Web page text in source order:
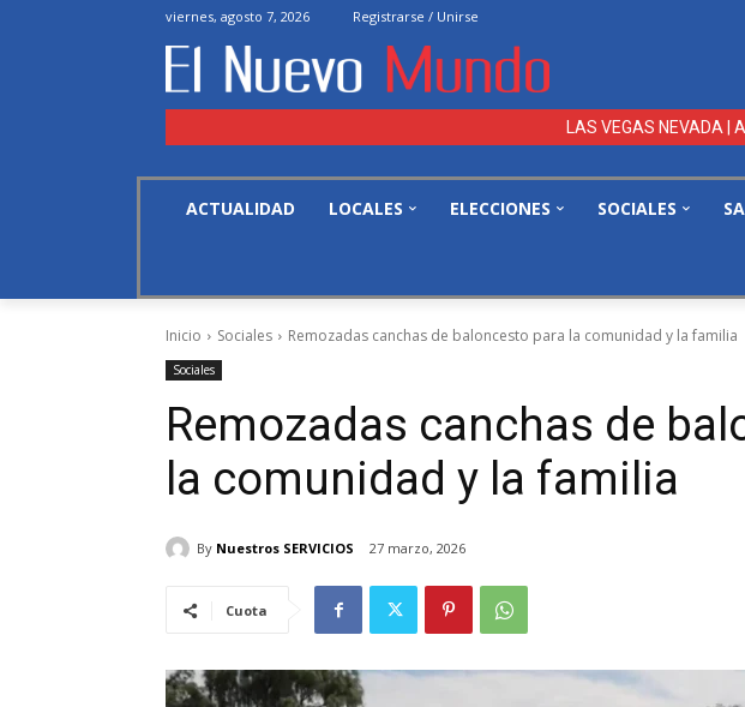
viernes, agosto 7, 2026 Registrarse / Unirse
LAS VEGAS NEVADA |
ACTUALIDAD LOCALES ELECCIONES SOCIALES
Inicio Sociales Remozadas canchas de baloncesto para la comunidad y la familia
Sociales
Remozadas canchas de
la comunidad y la familia
By Nuestros SERVICIOS 27 marzo, 2026
Cuota